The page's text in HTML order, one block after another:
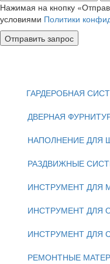
Нажимая на кнопку
условиями Политики
Отправить запрос
ГАРДЕРОБНАЯ
ДВЕРНАЯ
НАПОЛНЕНИЕ ДЛЯ
РАЗДВИЖНЫЕ
ИНСТРУМЕНТ ДЛЯ
ИНСТРУМЕНТ ДЛЯ
ИНСТРУМЕНТ ДЛЯ
РЕМОНТНЫЕ